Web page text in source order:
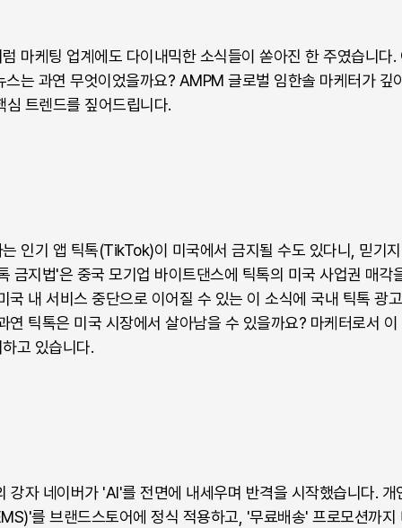
마케팅 업계에도 다이내믹한 소식들이 쏟아진 한 주였습니다.
는 과연 무엇이었을까요? AMPM 글로벌 임한솔 마케터가 깊
심 트렌드를 짚어드립니다.
인기 앱 틱톡(TikTok)이 미국에서 금지될 수도 있다니, 믿기
금지법'은 중국 모기업 바이트댄스에 틱톡의 미국 사업권 매각
국 내 서비스 중단으로 이어질 수 있는 이 소식에 국내 틱톡 광
연 틱톡은 미국 시장에서 살아남을 수 있을까요? 마케터로서
고 있습니다.
강자 네이버가 'AI'를 전면에 내세우며 반격을 시작했습니다. 개
를 브랜드스토어에 정식 적용하고, '무료배송' 프로모션까지